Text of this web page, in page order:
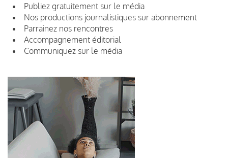
Publiez gratuitement sur le média
Nos productions journalistiques sur abonnement
Parrainez nos rencontres
Accompagnement éditorial
Communiquez sur le média